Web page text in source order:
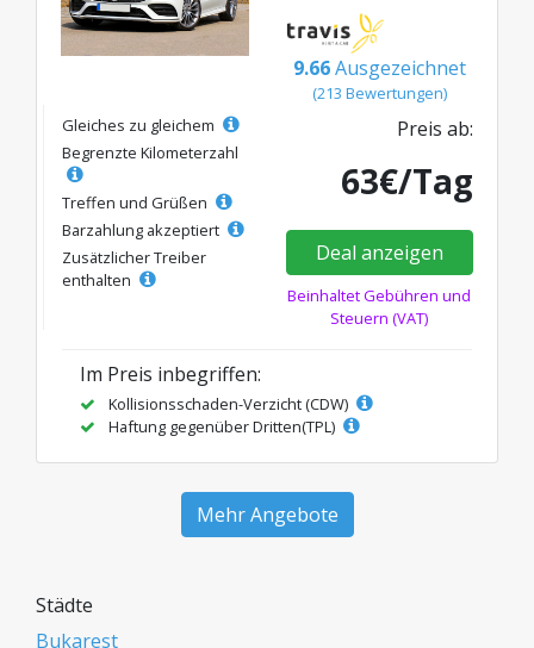
9.66 Ausgezeichnet
(213 Bewertungen)
Gleiches zu gleichem
Begrenzte Kilometerzahl
Treffen und Grüßen
Barzahlung akzeptiert
Zusätzlicher Treiber
enthalten
Preis ab:
63€/Tag
Deal anzeigen
Beinhaltet Gebühren und
Steuern (VAT)
Im Preis inbegriffen:
Kollisionsschaden-Verzicht (CDW)
Haftung gegenüber Dritten(TPL)
Mehr Angebote
Städte
Bukarest